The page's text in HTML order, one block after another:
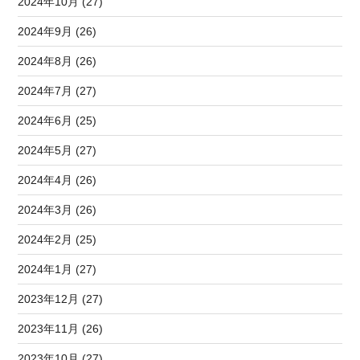
2024年9月 (26)
2024年8月 (26)
2024年7月 (27)
2024年6月 (25)
2024年5月 (27)
2024年4月 (26)
2024年3月 (26)
2024年2月 (25)
2024年1月 (27)
2023年12月 (27)
2023年11月 (26)